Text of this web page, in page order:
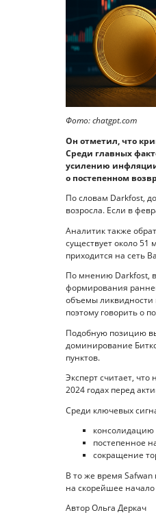
Фото: chatgpt.com
Он отметил, что
Среди главных
усилению
о постепенном
По словам Darkfost,
возросла. Если в
Аналитик также
существует около 51
приходится на сеть
По мнению Darkfost,
формирования
объемы ликвидности
поэтому говорить о
Подобную позицию
доминирование
пунктов.
Эксперт считает,
2024 годах перед
Среди ключевых
консолидацию
постепенное
сокращение
В то же время Safwan
на скорейшее
Автор Ольга Деркач